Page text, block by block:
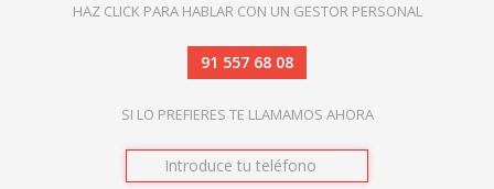
HAZ CLICK PARA HABLAR CON UN GESTOR PERSONAL
91 557 68 08
SI LO PREFIERES TE LLAMAMOS AHORA